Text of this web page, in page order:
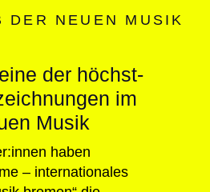
DER NEUEN MUSIK
der höchst­
im
Musik
haben
– internationales